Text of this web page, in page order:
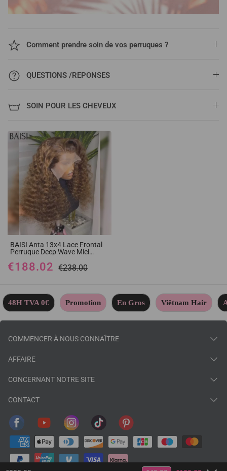
Comment prendre soin de vos perruques ?
QUESTIONS /REPONSES
SOIN POUR LES CHEVEUX
BAISI Anta 13x4 Lace Frontal
Perruque Deep Wave Miel
Humains
€188.02 €238.00
48H TVA 0€ Promotion En Gros Viêtnam Hair
COMMENCER À NOUS CONNAÎTRE
AFFAIRE
CONCERNANT NOTRE SITE
CONTACT